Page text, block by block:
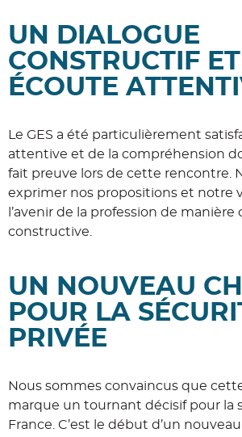
UN DIALOGUE
CONSTRUCTIF
ÉCOUTE
Le GES a été particulièrement
attentive et de la compréhension
fait preuve lors de cette rencontre.
exprimer nos propositions et notre
l’avenir de la profession de manière
constructive.
UN NOUVEAU
POUR LA
PRIVÉE
Nous sommes convaincus que
marque un tournant décisif pour la
France. C’est le début d’un